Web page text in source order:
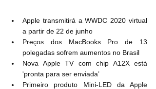
Apple transmitirá a WWDC 2020 virtual
a partir de 22 de junho
Preços dos MacBooks Pro de 13
polegadas sofrem aumentos no Brasil
Nova Apple TV com chip A12X está
'pronta para ser enviada’
Primeiro produto Mini-LED da Apple